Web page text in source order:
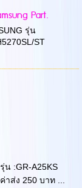
Part.
รุ่น
ST
น :GR-A25KS
ส่ง 250 บาท ...